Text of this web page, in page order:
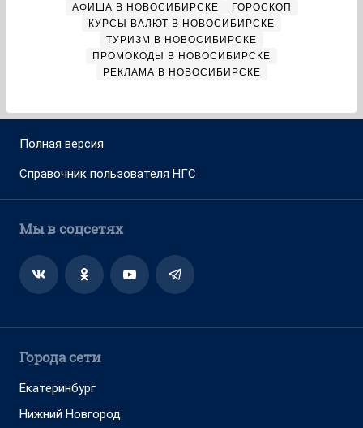
АФИША В НОВОСИБИРСКЕ
ГОРОСКОП
КУРСЫ ВАЛЮТ В НОВОСИБИРСКЕ
ТУРИЗМ В НОВОСИБИРСКЕ
ПРОМОКОДЫ В НОВОСИБИРСКЕ
РЕКЛАМА В НОВОСИБИРСКЕ
Полная версия
Справочник пользователя НГС
Мы в соцсетях
Города сети
Екатеринбург
Нижний Новгород